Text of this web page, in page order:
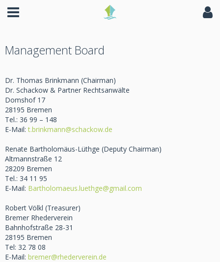
Management Board
Dr. Thomas Brinkmann (Chairman)
Dr. Schackow & Partner Rechtsanwälte
Domshof 17
28195 Bremen
Tel.: 36 99 – 148
E-Mail:t.brinkmann@schackow.de
Renate Bartholomäus-Lüthge (Deputy Chairman)
Altmannstraße 12
28209 Bremen
Tel.: 34 11 95
E-Mail: Bartholomaeus.luethge@gmail.com
Robert Völkl (Treasurer)
Bremer Rhederverein
Bahnhofstraße 28-31
28195 Bremen
Tel: 32 78 08
E-Mail: bremer@rhederverein.de